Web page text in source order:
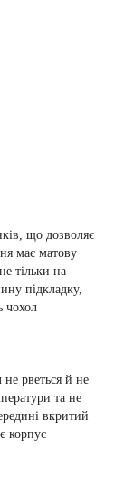
що дозволяє
має матову
тільки на
підкладку,
чохол
не рветься й не
та не
вкритий
корпус